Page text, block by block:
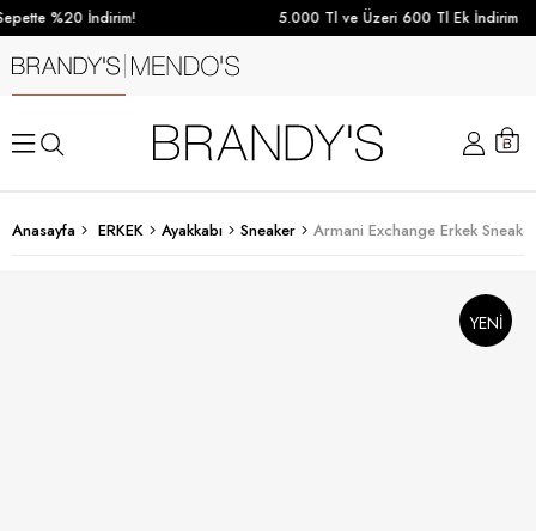
%20 İndirim! 5.000 Tl ve Üzeri 600 Tl Ek İndirim
Anasayfa ERKEK Ayakkabı Sneaker Armani Exchange Erkek
YENI